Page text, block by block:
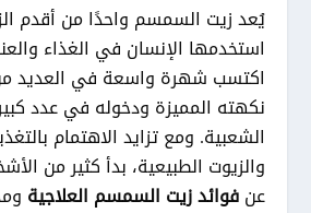
يُعد زيت السمسم واحدًا من أقدم
استخدمها الإنسان في الغذاء
اكتسب شهرة واسعة في العديد
نكهته المميزة ودخوله في عدد
الشعبية. ومع تزايد الاهتمام
والزيوت الطبيعية، بدأ كثير من
عنفوائد زيت السمسم العلاجية